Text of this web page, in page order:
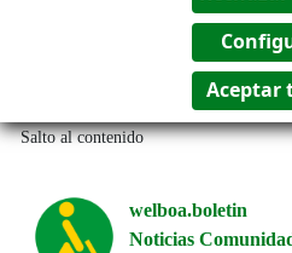
Salto al contenido
welboa.boletin
Noticias